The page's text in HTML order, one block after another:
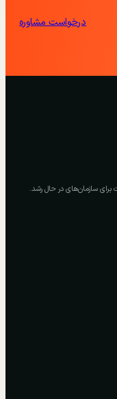
درخواست مشاوره
برای سازمان‌های در حال رشد.